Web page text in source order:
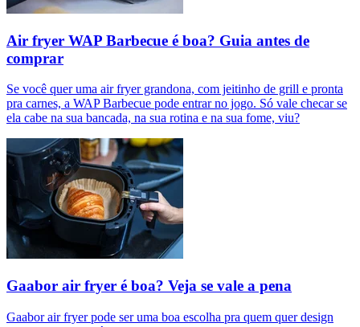
Air fryer WAP Barbecue é boa? Guia antes de
comprar
Se você quer uma air fryer grandona, com jeitinho de grill e pronta
pra carnes, a WAP Barbecue pode entrar no jogo. Só vale checar se
ela cabe na sua bancada, na sua rotina e na sua fome, viu?
Gaabor air fryer é boa? Veja se vale a pena
Gaabor air fryer pode ser uma boa escolha pra quem quer design